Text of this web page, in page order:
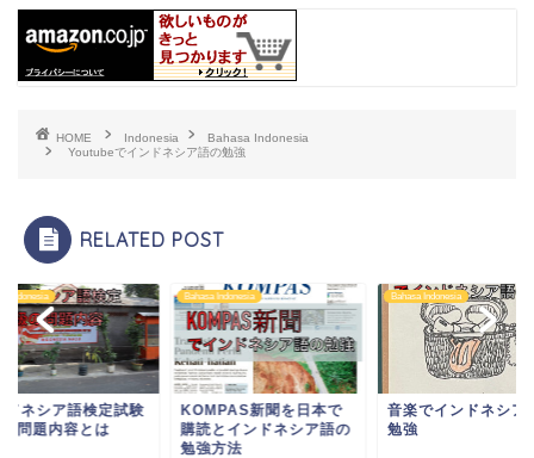
HOME Indonesia
Bahasa Indonesia
Youtubeでインドネシア語の勉強
RELATED POST
Indonesia
ドネシア語検定試験
問題内容とは
Bahasa Indonesia
KOMPAS新聞を日本で
購読とインドネシア語の
勉強方法
Bahasa Indonesia
音楽でインドネシア
勉強